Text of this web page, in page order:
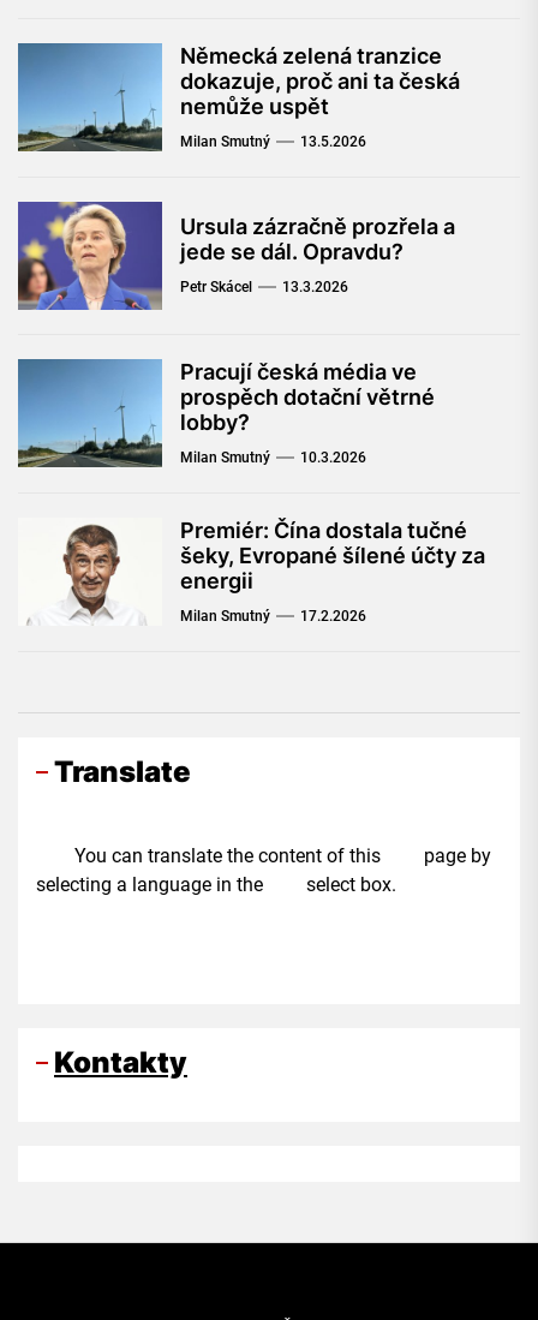
Německá zelená tranzice
dokazuje, proč ani ta česká
nemůže uspět
Milan Smutný 13.5.2026
Ursula zázračně prozřela a
jede se dál. Opravdu?
Petr Skácel 13.3.2026
Pracují česká média ve
prospěch dotační větrné
lobby?
Milan Smutný 10.3.2026
Premiér: Čína dostala tučné
šeky, Evropané šílené účty za
energii
Milan Smutný 17.2.2026
Translate
You can translate the content of this page by
selecting a language in the select box.
Kontakty